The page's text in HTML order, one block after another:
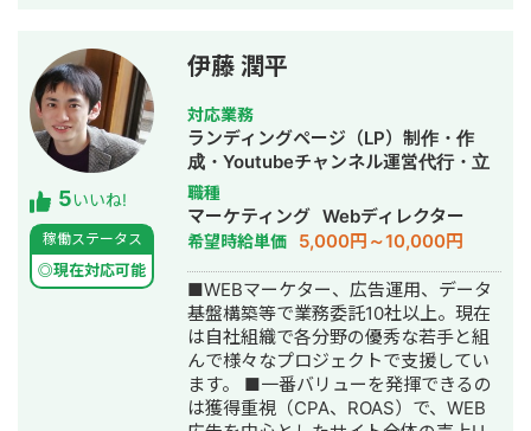
ーケティング支援に携わり、Web広告
運用、LP制作を担当。費用対効果を
1.5〜2倍に改善するなど多数。 #SEO
・インターン先にて自社サイトのSEO
対策を1人で担当し、月間アクセス数を
約7倍(3,000→約22,000)、月間問い合
わせ件数を1件から4〜5件まで成長。
・人材系SEOメディアにてKW「商標名
+評判」で1位、「転職エージェント お
すすめ」で10位以内を獲得。
#YouTube ・法人向けYouTubeチャン
ネル運営に立ち上げ時から携わり、チ
ャンネル登録者数4,000人、月間商談獲
得10〜15件達成。 →企画、台本作成、
撮影、編集、分析全て担当。 ■ 主な経
験業界 ・買取サービス ・不用品回収
5いいね!
稼働ステータス
◎現在対応可能
伊藤 潤平
対応業務
ランディングページ（LP）制作・作
成・Youtubeチャンネル運営代行・立
ち上げ・SNS運用代行・バナー制作・
デザイン・リスティング広告運用代
行・オウンドメディア制作・構築・運
用代行・動画制作・動画編集・AI活用
職種
マーケティング Webディレクター
希望時給単価 5,000円～10,000円
■WEBマーケター、広告運用、データ
基盤構築等で業務委託10社以上。現在
は自社組織で各分野の優秀な若手と組
んで様々なプロジェクトで支援してい
ます。 ■一番バリューを発揮できるの
は獲得重視（CPA、ROAS）で、WEB